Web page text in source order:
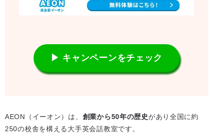
▶ キャンペーンをチェック
AEON（イーオン）は、 創業から50年の歴史があり全国に約
250の校舎を構える大手英会話教室です。